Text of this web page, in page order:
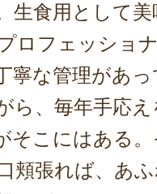
生食用として
ロフェッショ
寧な管理があ
ら、毎年手応
そこにはある
頬張れば、あ